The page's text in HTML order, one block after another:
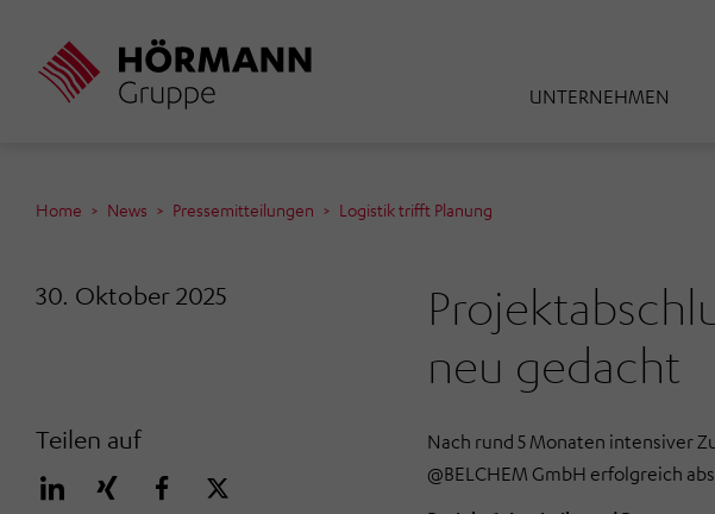
Inhalt
UNTERNEHMEN
Home News Pressemitteilungen Logistik trifft Planung
30. Oktober 2025
Teilen auf
neu gedacht
Nach rund 5 Monaten intensiver
@BELCHEM GmbH erfolgreich